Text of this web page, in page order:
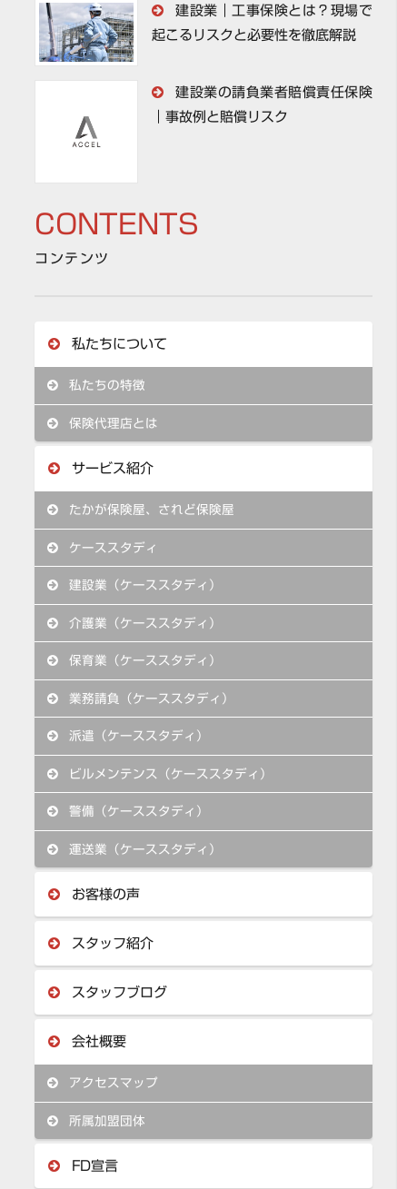
建設業｜工事保険とは？現場で
起こるリスクと必要性を徹底解説
建設業の請負業者賠償責任保険
｜事故例と賠償リスク
CONTENTS
コンテンツ
私たちについて
私たちの特徴
保険代理店とは
サービス紹介
たかが保険屋、されど保険屋
ケーススタディ
建設業（ケーススタディ）
介護業（ケーススタディ）
保育業（ケーススタディ）
業務請負（ケーススタディ）
派遣（ケーススタディ）
ビルメンテンス（ケーススタディ）
警備（ケーススタディ）
運送業（ケーススタディ）
お客様の声
スタッフ紹介
スタッフブログ
会社概要
アクセスマップ
所属加盟団体
FD宣言